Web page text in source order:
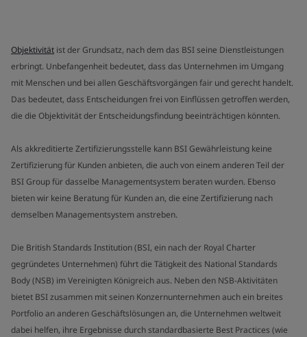
Objektivität ist der Grundsatz, nach dem das BSI seine Dienstleistungen
erbringt. Unbefangenheit bedeutet, dass das Unternehmen im Umgang
mit Menschen und bei allen Geschäftsvorgängen fair und gerecht handelt.
Das bedeutet, dass Entscheidungen frei von Einflüssen getroffen werden,
die die Objektivität der Entscheidungsfindung beeinträchtigen könnten.
Als akkreditierte Zertifizierungsstelle kann BSI Gewährleistung keine
Zertifizierung für Kunden anbieten, die auch von einem anderen Teil der
BSI Group für dasselbe Managementsystem beraten wurden. Ebenso
bieten wir keine Beratung für Kunden an, die eine Zertifizierung nach
demselben Managementsystem anstreben.
Die British Standards Institution (BSI, ein nach der Royal Charter
gegründetes Unternehmen) führt die Tätigkeit des National Standards
Body (NSB) im Vereinigten Königreich aus. Neben den NSB-Aktivitäten
bietet BSI zusammen mit seinen Konzernunternehmen auch ein breites
Portfolio an anderen Geschäftslösungen an, die Unternehmen weltweit
dabei helfen, ihre Ergebnisse durch standardbasierte Best Practices (wie